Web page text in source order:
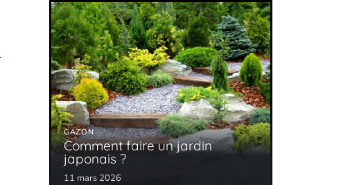
GAZON
Comment faire un jardin
japonais ?
11 mars 2026